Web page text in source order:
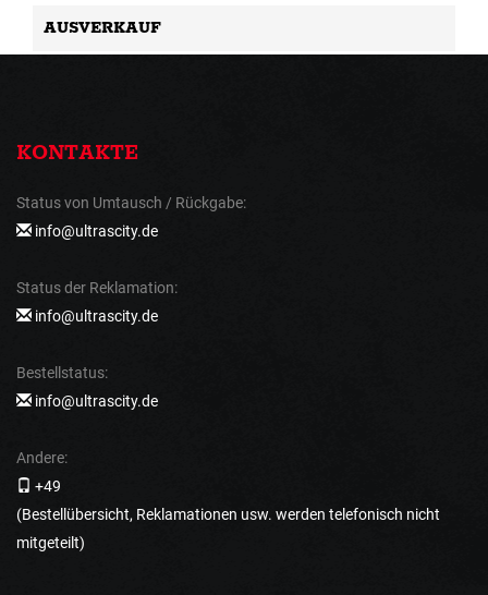
AUSVERKAUF
KONTAKTE
Status von Umtausch / Rückgabe:
info@ultrascity.de
Status der Reklamation:
info@ultrascity.de
Bestellstatus:
info@ultrascity.de
Andere:
+49
(Bestellübersicht, Reklamationen usw. werden telefonisch nicht
mitgeteilt)